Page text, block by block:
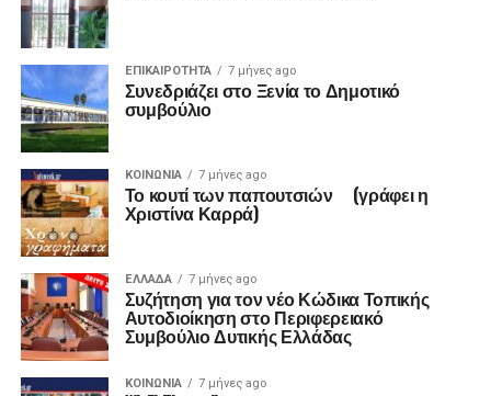
ΕΠΙΚΑΙΡΟΤΗΤΑ 7 μήνες ago
Συνεδριάζει στο Ξενία το Δημοτικό
συμβούλιο
ΚΟΙΝΩΝΙΑ 7 μήνες ago
Το κουτί των παπουτσιών (γράφει η
Χριστίνα Καρρά)
ΕΛΛΑΔΑ 7 μήνες ago
Συζήτηση για τον νέο Κώδικα Τοπικής
Αυτοδιοίκηση στο Περιφερειακό
Συμβούλιο Δυτικής Ελλάδας
ΚΟΙΝΩΝΙΑ 7 μήνες ago